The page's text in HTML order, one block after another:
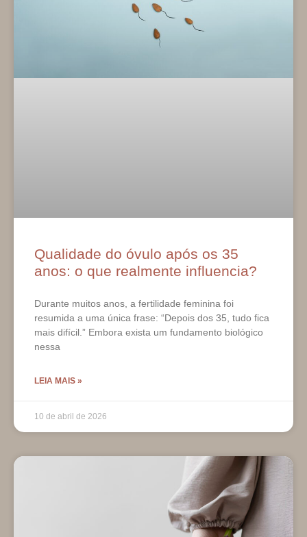
Qualidade do óvulo após os 35
anos: o que realmente influencia?
Durante muitos anos, a fertilidade feminina foi
resumida a uma única frase: “Depois dos 35, tudo fica
mais difícil.” Embora exista um fundamento biológico
nessa
LEIA MAIS »
10 de abril de 2026